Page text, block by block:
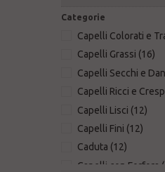
Categorie
Capelli Colorati e
Capelli Grassi (16)
Capelli Secchi e
Capelli Ricci e
Capelli Lisci (12)
Capelli Fini (12)
Caduta (12)
Capelli con Forfora